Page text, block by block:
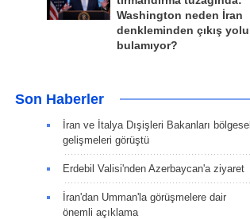
Washington neden İran
denkleminden çıkış yolu
bulamıyor?
Son Haberler
İran ve İtalya Dışişleri Bakanları bölgesel
gelişmeleri görüştü
Erdebil Valisi'nden Azerbaycan'a ziyaret
İran'dan Umman'la görüşmelere dair
önemli açıklama